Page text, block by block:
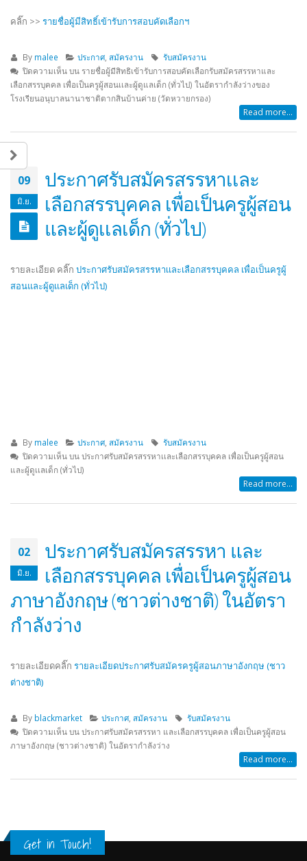
คลิ๊ก >> รายชื่อผู้มีสิทธิ์เข้ารับการสอบคัดเลือกฯ
By malee ประกาศ ,สมัครงาน
รับสมัครงาน
ปิดความเห็นบน รายชื่อผู้มีสิทธิเข้ารับการสอบคัดเลือกรับสมัครสรรหาและ
เลือกสรรบุคคล เพื่อเป็นครูผู้สอนเเละผู้ดูแลเด็ก (ทั่วไป) ในอัตรากำลังว่างของ
โรงเรียนอนุบาลนานาชาติตากสินบ้านค่าย (วัดหวายกรอง)
Read more...
09
มิ.ย.
ประกาศรับสมัครสรรหาเเละ
เลือกสรรบุคคล เพื่อเป็นครูผู้สอน
และผู้ดูเเลเด็ก (ทั่วไป)
รายละเอียด คลิ๊ก ประกาศรับสมัครสรรหาเเละเลือกสรรบุคคล เพื่อเป็นครูผู้
สอนและผู้ดูเเลเด็ก (ทั่วไป)
By malee ประกาศ ,สมัครงาน
รับสมัครงาน
ปิดความเห็นบน ประกาศรับสมัครสรรหาเเละเลือกสรรบุคคล เพื่อเป็นครูผู้สอน
และผู้ดูเเลเด็ก (ทั่วไป)
Read more...
02
มิ.ย.
ประกาศรับสมัครสรรหา และ
เลือกสรรบุคคล เพื่อเป็นครูผู้สอน
ภาษาอังกฤษ (ชาวต่างชาติ) ในอัตรา
กำลังว่าง
รายละเอียดคลิ๊ก รายละเอียดประกาศรับสมัครครูผู้สอนภาษาอังกฤษ (ชาว
ต่างชาติ)
By blackmarket ประกาศ ,สมัครงาน
รับสมัครงาน
ปิดความเห็นบน ประกาศรับสมัครสรรหา และเลือกสรรบุคคล เพื่อเป็นครูผู้สอน
ภาษาอังกฤษ (ชาวต่างชาติ) ในอัตรากำลังว่าง
Read more...
Get in Touch!